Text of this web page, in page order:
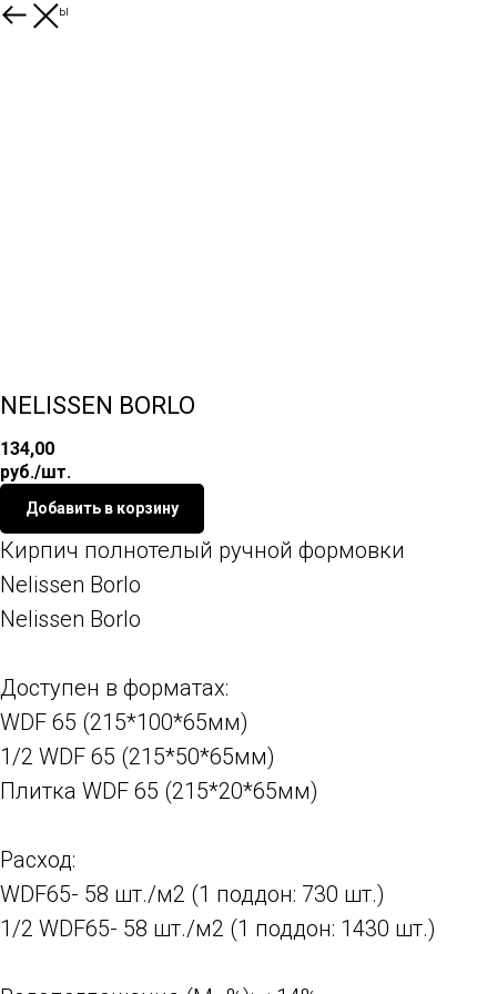
Все товары
NELISSEN BORLO
134,00
руб./шт.
Добавить в корзину
Кирпич полнотелый ручной формовки
Nelissen Borlo
Nelissen Borlo
Доступен в форматах:
WDF 65 (215*100*65мм)
1/2 WDF 65 (215*50*65мм)
Плитка WDF 65 (215*20*65мм)
Расход:
WDF65- 58 шт./м2 (1 поддон: 730 шт.)
1/2 WDF65- 58 шт./м2 (1 поддон: 1430 шт.)